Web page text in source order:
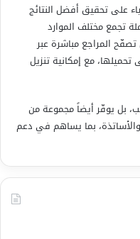
على تحقيق أفضل النتائج
تجمع مختلف الموارد
تصفّح المراجع مباشرة عبر
مع إمكانية تنزيل
بل يوفّر أيضاً مجموعة من
والأساتذة، بما يساهم في دعم